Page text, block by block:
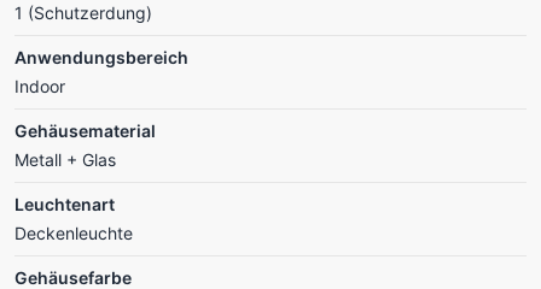
1 (Schutzerdung)
Anwendungsbereich
Indoor
Gehäusematerial
Metall + Glas
Leuchtenart
Deckenleuchte
Gehäusefarbe